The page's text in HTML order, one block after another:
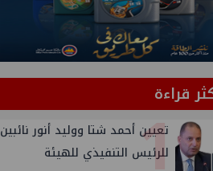
قراءة
تعيين أحمد شتا ووليد أنور نائبين
للرئيس التنفيذي للهيئة